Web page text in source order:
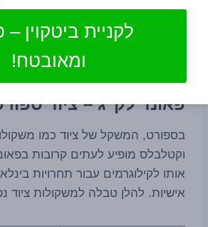
50
פאונד לקג בעלי חיים
פאונד לק"ג – ציוד
בספורט, המשקל של ציוד כמו
וקטלבלס מופיע לעתים קרובות
אותו לקילוגרמים עבור תחרויות
אישיות. להלן טבלה למשקולות ציוד
לקניית ביטקוין
ומאובטח!